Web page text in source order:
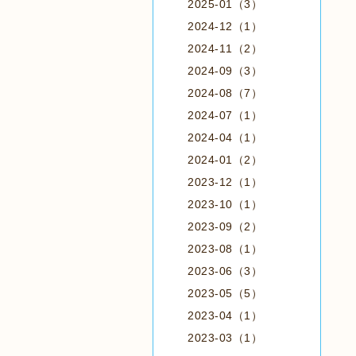
2025-01（3）
2024-12（1）
2024-11（2）
2024-09（3）
2024-08（7）
2024-07（1）
2024-04（1）
2024-01（2）
2023-12（1）
2023-10（1）
2023-09（2）
2023-08（1）
2023-06（3）
2023-05（5）
2023-04（1）
2023-03（1）